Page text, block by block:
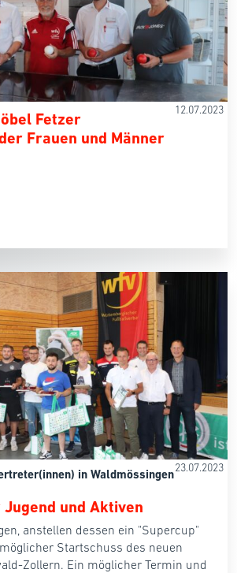
12.07.2023
Fetzer
Frauen und Männer
23.07.2023
in Waldmössingen
und Aktiven
anstellen dessen ein "Supercup"
Startschuss des neuen
Zollern. Ein möglicher Termin und